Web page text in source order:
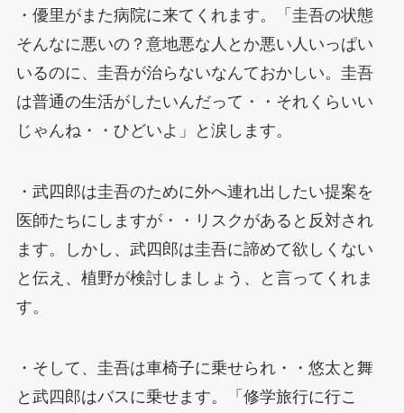
・優里がまた病院に来てくれます。「圭吾の状態
そんなに悪いの？意地悪な人とか悪い人いっぱい
いるのに、圭吾が治らないなんておかしい。圭吾
は普通の生活がしたいんだって・・それくらいい
じゃんね・・ひどいよ」と涙します。
・武四郎は圭吾のために外へ連れ出したい提案を
医師たちにしますが・・リスクがあると反対され
ます。しかし、武四郎は圭吾に諦めて欲しくない
と伝え、植野が検討しましょう、と言ってくれま
す。
・そして、圭吾は車椅子に乗せられ・・悠太と舞
と武四郎はバスに乗せます。「修学旅行に行こ